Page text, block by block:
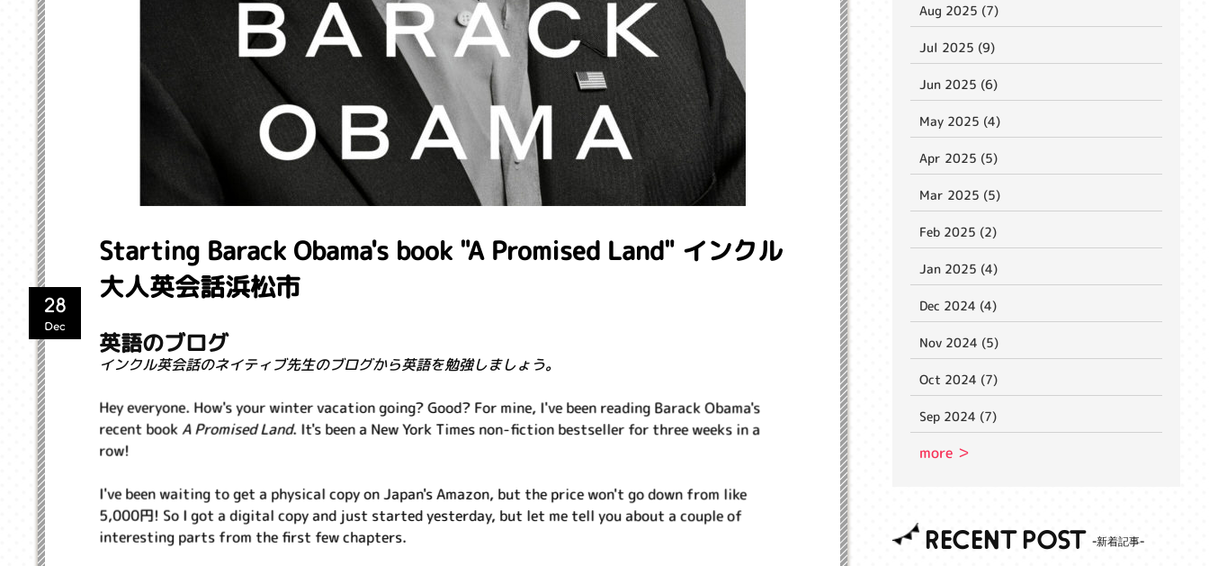
Starting Barack Obama's book "A Promised Land" インクル
大人英会話浜松市
28
Dec
英語のブログ
インクル英会話のネイティブ先生のブログから英語を勉強しましょう。
Hey everyone. How's your winter vacation going? Good? For mine, I've been reading Barack Obama's
recent bookA Promised Land. It's been a New York Times non-fiction bestseller for three weeks in a
row!
I've been waiting to get a physical copy on Japan's Amazon, but the price won't go down from like
5,000円! So I got a digital copy and just started yesterday, but let me tell you about a couple of
interesting parts from the first few chapters.
Aug 2025 (7)
Jul 2025 (9)
Jun 2025 (6)
May 2025 (4)
Apr 2025 (5)
Mar 2025 (5)
Feb 2025 (2)
Jan 2025 (4)
Dec 2024 (4)
Nov 2024 (5)
Oct 2024 (7)
Sep 2024 (7)
more ＞
RECENT POST